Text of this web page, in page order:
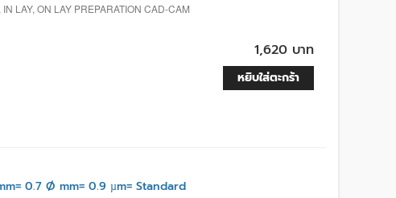
LAY, ON LAY PREPARATION CAD-CAM
1,620 บาท
หยิบใส่ตะกร้า
0.7 Ø mm= 0.9 µm= Standard